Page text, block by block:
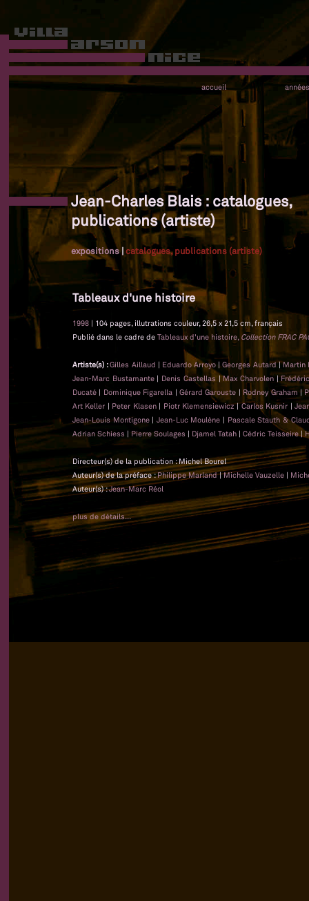
accueil années
Jean-Charles Blais : catalogues,
publications (artiste)
expositions|catalogues, publications (artiste)
Tableaux d'une histoire
1998 | 104 pages, illutrations couleur, 26,5 x 21,5 cm, français
Publié dans le cadre de Tableaux d'une histoire, Collection FRAC
Artiste(s) :Gilles Aillaud | Eduardo Arroyo |Georges Autard|Martin
Jean-Marc Bustamante| Denis Castellas |Max Charvolen |
Ducaté | Dominique Figarella | Gérard Garouste | Rodney Graham |
Art Keller | Peter Klasen| Piotr Klemensiewicz|Carlos Kusnir |
Jean-Louis Montigone| Jean-Luc Moulène | Pascale Stauth &
Adrian Schiess | Pierre Soulages | Djamel Tatah | Cédric Teisseire|
Directeur(s) de la publication : Michel Bourel
Auteur(s) de la préface :Philippe Marland|Michelle Vauzelle |
Auteur(s) :Jean-Marc Réol
plus de détails...